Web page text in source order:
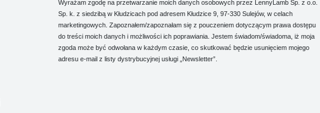
Wyrażam zgodę na przetwarzanie moich danych osobowych przez LennyLamb Sp. z o.o.
Sp. k. z siedzibą w Kłudzicach pod adresem Kłudzice 9, 97-330 Sulejów, w celach
marketingowych. Zapoznałem/zapoznałam się z pouczeniem dotyczącym prawa dostępu
do treści moich danych i możliwości ich poprawiania. Jestem świadom/świadoma, iż moja
zgoda może być odwołana w każdym czasie, co skutkować będzie usunięciem mojego
adresu e-mail z listy dystrybucyjnej usługi „Newsletter”.